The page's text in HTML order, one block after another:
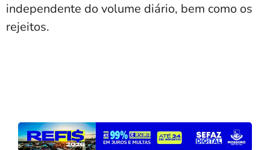
independente do volume diário, bem como os
rejeitos.